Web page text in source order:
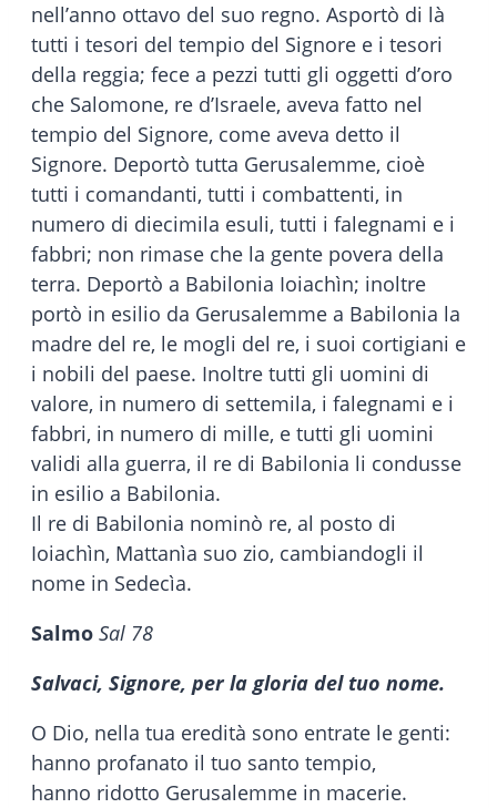
nell’anno ottavo del suo regno. Asportò di là
tutti i tesori del tempio del Signore e i tesori
della reggia; fece a pezzi tutti gli oggetti d’oro
che Salomone, re d’Israele, aveva fatto nel
tempio del Signore, come aveva detto il
Signore. Deportò tutta Gerusalemme, cioè
tutti i comandanti, tutti i combattenti, in
numero di diecimila esuli, tutti i falegnami e i
fabbri; non rimase che la gente povera della
terra. Deportò a Babilonia Ioiachìn; inoltre
portò in esilio da Gerusalemme a Babilonia la
madre del re, le mogli del re, i suoi cortigiani e
i nobili del paese. Inoltre tutti gli uomini di
valore, in numero di settemila, i falegnami e i
fabbri, in numero di mille, e tutti gli uomini
validi alla guerra, il re di Babilonia li condusse
in esilio a Babilonia.
Il re di Babilonia nominò re, al posto di
Ioiachìn, Mattanìa suo zio, cambiandogli il
nome in Sedecìa.
Salmo Sal 78
Salvaci, Signore, per la gloria del tuo nome.
O Dio, nella tua eredità sono entrate le genti:
hanno profanato il tuo santo tempio,
hanno ridotto Gerusalemme in macerie.